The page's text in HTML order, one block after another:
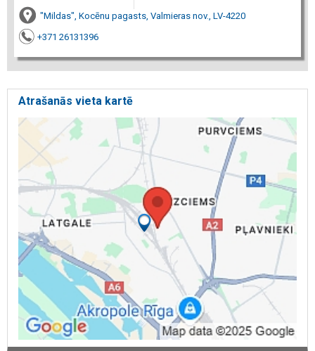
"Mildas", Kocēnu pagasts, Valmieras nov., LV-4220
+371 26131396
Atrašanās vieta kartē